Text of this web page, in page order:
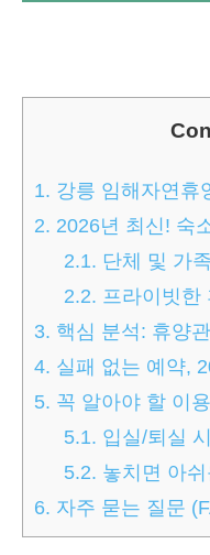
1. 강릉 임해자연휴
2. 2026년 최신! 숙
2.1. 단체 및 가
2.2. 프라이빗한
3. 핵심 분석: 휴양
4. 실패 없는 예약,
5. 꼭 알아야 할 이
5.1. 입실/퇴실
5.2. 놓치면 아
6. 자주 묻는 질문